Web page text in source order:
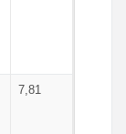
7,81